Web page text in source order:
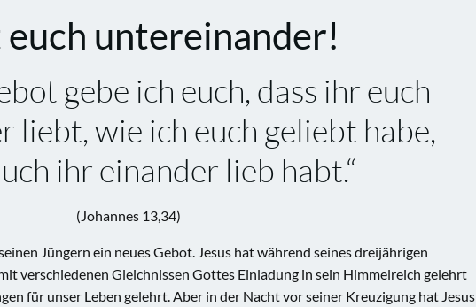
euch untereinander!
gebe ich euch, dass ihr euch
liebt, wie ich euch geliebt habe,
ihr einander lieb habt.“
(Johannes 13,34)
Jüngern ein neues Gebot. Jesus hat während seines dreijährigen
verschiedenen Gleichnissen Gottes Einladung in sein Himmelreich gelehrt
für unser Leben gelehrt. Aber in der Nacht vor seiner Kreuzigung hat Jesus